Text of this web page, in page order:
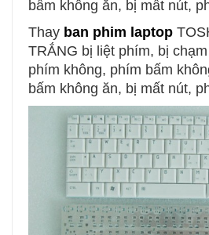
bấm không ăn, bị mất nút,
Thay ban phim laptop
TRẮNG bị liệt phím, bị
phím không, phím bấm
bấm không ăn, bị mất nút,